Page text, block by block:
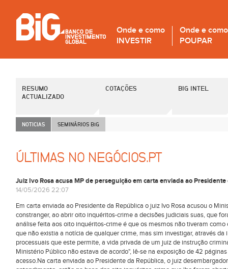
Onde e como
INVESTIR
Onde e como
POUPAR
RESUMO
ACTUALIZADO
COTAÇÕES BIG INTEL
NOTICIAS SEMINÁRIOS BiG
ÚLTIMAS NO NEGÓCIOS.PT
Juiz Ivo Rosa acusa MP de perseguição em carta enviada ao
14/05/2026 22:07
Em carta enviada ao Presidente da República o juiz Ivo Rosa acusou o
constranger, ao abrir oito inquéritos-crime a decisões judiciais suas, que
análise feita aos oito inquéritos-crime é que os mesmos não tiveram
que não existia a notícia de qualquer crime, mas sim investigar, através
processuais que este permite, a vida privada de um juiz de instrução
Ministério Público não estava de acordo", lê-se na exposição de 42
acesso.Na carta enviada ao Presidente da República, o juiz